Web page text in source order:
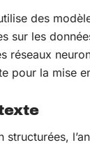
des
sur les
réseaux
pour la mise
structurées,